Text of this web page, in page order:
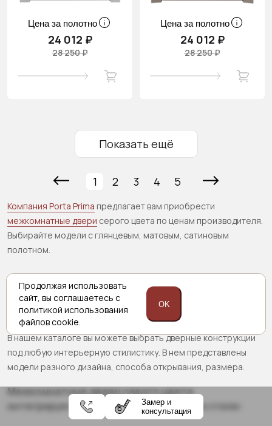
Цена за полотно
24 012 ₽
28 250 ₽
Цена за полотно
24 012 ₽
28 250 ₽
Показать ещё
1 2 3 4 5
Компания Porta Prima предлагает вам приобрести
межкомнатные двери серого цвета по ценам производителя.
Выбирайте модели с глянцевым, матовым, сатиновым
полотном.
С какими стилями интерьера
сочетаются серые двери
В нашем каталоге вы можете выбрать дверные конструкции
под любую интерьерную стилистику. В нем представлены
модели разного дизайна, способа открывания, размера.
Межкомнатные двери серого цвета
интегрируются в разные интерьерные стили:
Замер и
консультация
Продолжая использовать
сайт, вы соглашаетесь с
политикой использования
файлов cookie.
OK